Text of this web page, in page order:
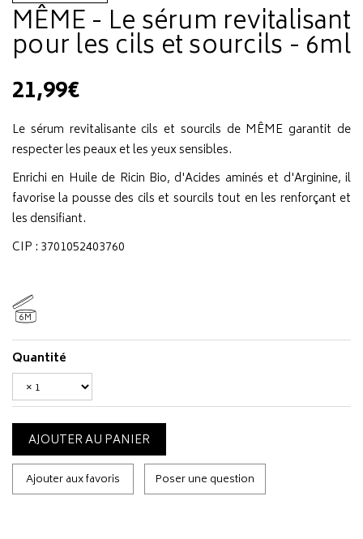
MÊME - Le sérum revitalisant
pour les cils et sourcils - 6ml
21,99€
Le sérum revitalisante cils et sourcils de MÊME garantit de
respecter les peaux et les yeux sensibles.
Enrichi en Huile de Ricin Bio, d'Acides aminés et d'Arginine, il
favorise la pousse des cils et sourcils tout en les renforçant et
les densifiant.
CIP : 3701052403760
6M
Quantité
AJOUTER AU PANIER
Ajouter aux favoris Poser une question